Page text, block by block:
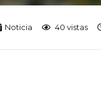
Noticia 40 vistas